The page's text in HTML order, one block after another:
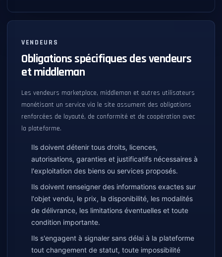
VENDEURS
Obligations spécifiques des vendeurs
et middleman
Les vendeurs marketplace, middleman et autres utilisateurs
monétisant un service via le site assument des obligations
renforcées de loyauté, de conformité et de coopération avec
la plateforme.
Ils doivent détenir tous droits, licences,
autorisations, garanties et justificatifs nécessaires à
l'exploitation des biens ou services proposés.
Ils doivent renseigner des informations exactes sur
l'objet vendu, le prix, la disponibilité, les modalités
de délivrance, les limitations éventuelles et toute
condition importante.
Ils s'engagent à signaler sans délai à la plateforme
tout changement de statut, toute impossibilité